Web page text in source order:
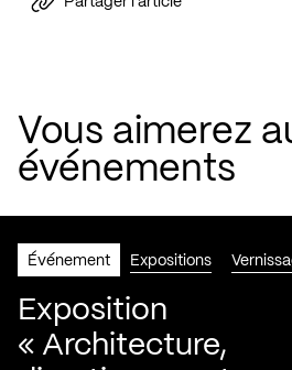
Vous aimerez
événements
Événement Expositions
Exposition
« Architecture,